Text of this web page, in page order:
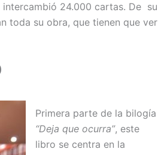
intercambió 24.000 cartas. De su
toda su obra, que tienen que ver
Primera parte de la bilogía
“Deja que ocurra”, este
libro se centra en la